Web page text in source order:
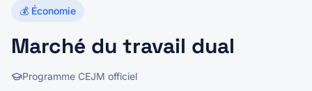
💰 Économie
Marché du travail dual
Programme CEJM officiel